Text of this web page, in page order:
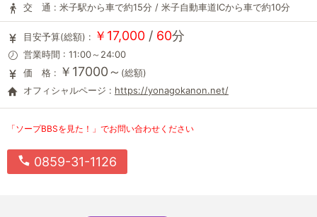
交 通 : 米子駅から車で約15分 / 米子自動車道ICから車で約10分
目安予算(総額) : ￥17,000 / 60分
営業時間 : 11:00～24:00
価 格 : ￥17000～ (総額)
オフィシャルページ : https://yonagokanon.net/
「ソープBBSを見た！」でお問い合わせください
0859-31-1126